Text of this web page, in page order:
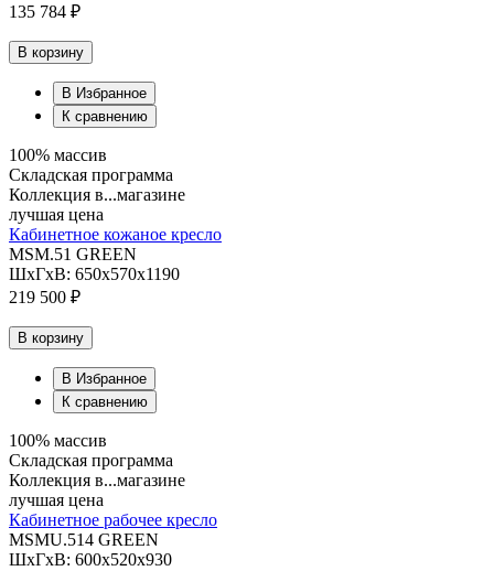
135 784 ₽
В корзину
В Избранное
К сравнению
100% массив
Складская программа
Коллекция в...магазине
лучшая цена
Кабинетное кожаное кресло
MSM.51 GREEN
ШхГхВ: 650х570х1190
219 500 ₽
В корзину
В Избранное
К сравнению
100% массив
Складская программа
Коллекция в...магазине
лучшая цена
Кабинетное рабочее кресло
MSMU.514 GREEN
ШхГхВ: 600х520х930